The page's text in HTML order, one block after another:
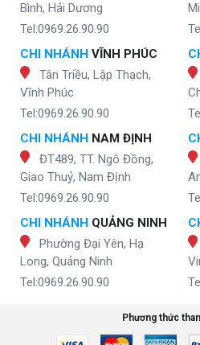
Bình, Hải Dương
Tel:0969.26.90.90
CHI NHÁNH VĨNH PHÚC
Tân Triều, Lập Thạch,
Vĩnh Phúc
Tel:0969.26.90.90
CHI NHÁNH NAM ĐỊNH
ĐT489, TT. Ngô Đồng,
Giao Thuỷ, Nam Định
Tel:0969.26.90.90
CHI NHÁNH QUẢNG NINH
Phường Đại Yên, Hạ
Long, Quảng Ninh
Tel:0969.26.90.90
Phương thức